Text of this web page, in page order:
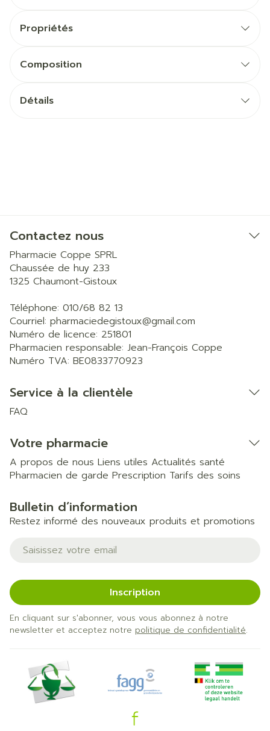
Propriétés
Composition
Détails
Contactez nous
Pharmacie Coppe SPRL
Chaussée de huy 233
1325 Chaumont-Gistoux
Téléphone: 010/68 82 13
Courriel: pharmaciedegistoux@gmail.com
Numéro de licence: 251801
Pharmacien responsable: Jean-François Coppe
Numéro TVA: BE0833770923
Service à la clientèle
FAQ
Votre pharmacie
A propos de nous Liens utiles Actualités santé
Pharmacien de garde Prescription Tarifs des soins
Bulletin d’information
Restez informé des nouveaux produits et promotions
Adresse mail
Inscription
En cliquant sur s'abonner, vous vous abonnez à notre
newsletter et acceptez notre politique de confidentialité.